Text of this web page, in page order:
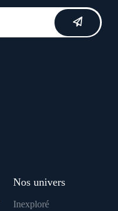
Nos univers
Inexploré